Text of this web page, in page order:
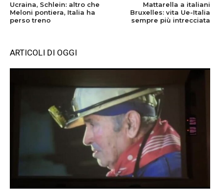
Ucraina, Schlein: altro che
Meloni pontiera, Italia ha
perso treno
Mattarella a italiani
Bruxelles: vita Ue-Italia
sempre più intrecciata
ARTICOLI DI OGGI